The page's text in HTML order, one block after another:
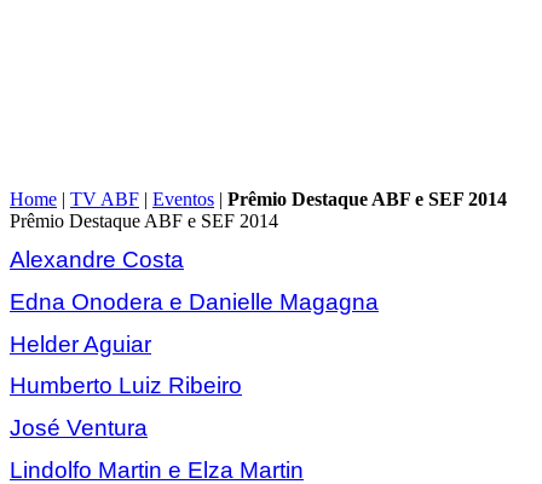
Home | TV ABF | Eventos | Prêmio Destaque ABF e SEF 2014
Prêmio Destaque ABF e SEF 2014
Alexandre Costa
Edna Onodera e Danielle Magagna
Helder Aguiar
Humberto Luiz Ribeiro
José Ventura
Lindolfo Martin e Elza Martin